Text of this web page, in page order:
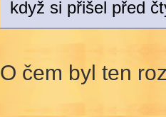
když si přišel před
O čem byl ten